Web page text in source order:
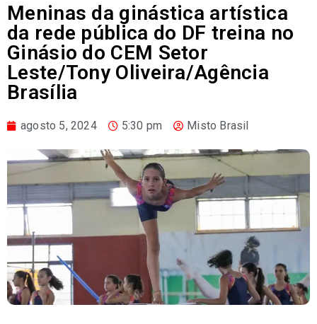
Meninas da ginástica artística
da rede pública do DF treina no
Ginásio do CEM Setor
Leste/Tony Oliveira/Agência
Brasília
agosto 5, 2024 5:30 pm Misto Brasil